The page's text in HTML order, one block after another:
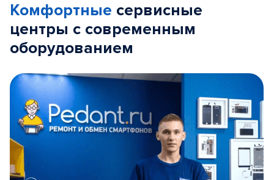
Комфортные сервисные
центры с современным
оборудованием